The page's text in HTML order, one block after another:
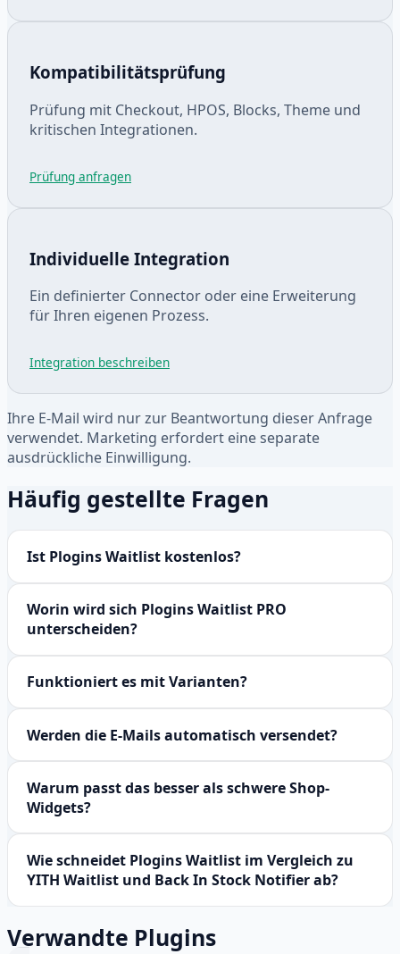
Kompatibilitätsprüfung
Prüfung mit Checkout, HPOS, Blocks, Theme und
kritischen Integrationen.
Prüfung anfragen
Individuelle Integration
Ein definierter Connector oder eine Erweiterung
für Ihren eigenen Prozess.
Integration beschreiben
Ihre E-Mail wird nur zur Beantwortung dieser Anfrage
verwendet. Marketing erfordert eine separate
ausdrückliche Einwilligung.
Häufig gestellte Fragen
Ist Plogins Waitlist kostenlos?
Worin wird sich Plogins Waitlist PRO
unterscheiden?
Funktioniert es mit Varianten?
Werden die E-Mails automatisch versendet?
Warum passt das besser als schwere Shop-
Widgets?
Wie schneidet Plogins Waitlist im Vergleich zu
YITH Waitlist und Back In Stock Notifier ab?
Verwandte Plugins